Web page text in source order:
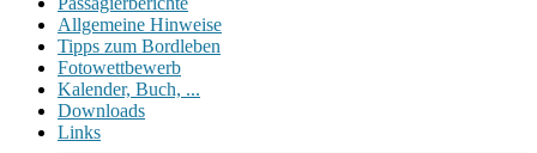
Allgemeine Hinweise
Tipps zum Bordleben
Fotowettbewerb
Kalender, Buch, ...
Downloads
Links